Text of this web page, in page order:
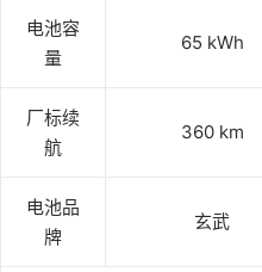
电池容
量
65 kWh
厂标续
航
360 km
电池品
牌
玄武